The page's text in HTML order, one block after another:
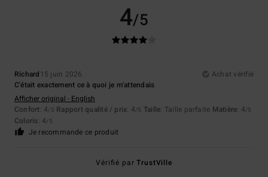
4/5
Richard 15 juin 2026
Achat vérifié
C'était exactement ce à quoi je m'attendais
Afficher original - English
Confort: 4/5 Rapport qualité / prix: 4/5 Taille: Taille parfaite Matière: 4/5
Coloris: 4/5
Je recommande ce produit
Vérifié parTrustVille